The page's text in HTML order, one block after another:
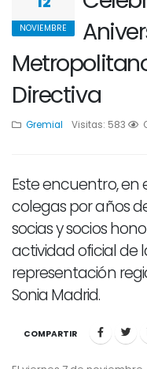
NOVIEMBRE
Directiva
Gremial Visitas: 5831 2
Este encuentro, en
colegas por años
socias y socios
actividad oficial de
representación
Sonia Madrid.
COMPARTIR